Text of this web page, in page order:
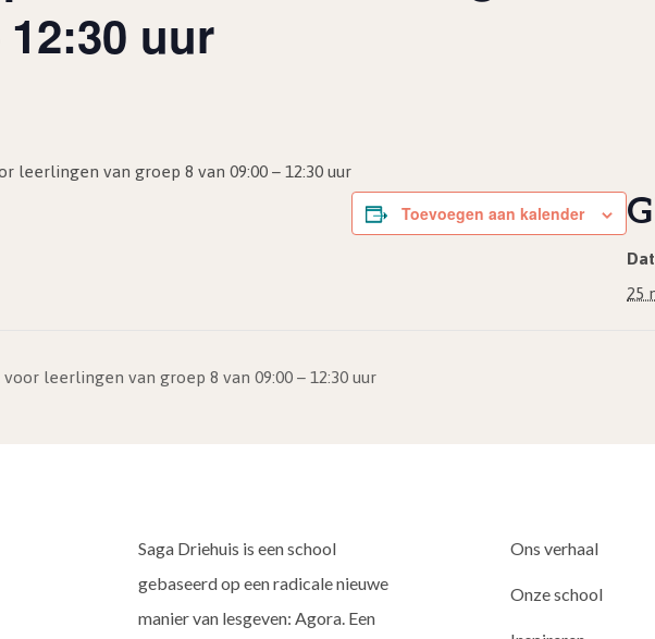
uur
leerlingen van groep 8 van 09:00 – 12:30 uur
Toevoegen aan kalender
25
leerlingen van groep 8 van 09:00 – 12:30 uur
Saga Driehuis is een school
gebaseerd op een radicale nieuwe
manier van lesgeven: Agora. Een
Ons verhaal
Onze school